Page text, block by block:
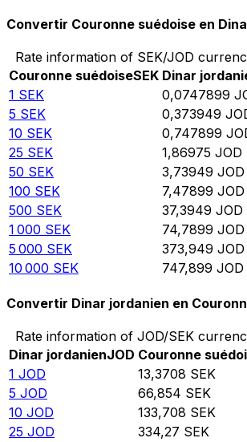
Convertir Couronne suédoise en
Rate information of SEK/JOD
Couronne suédoiseSEK Dinar
1 SEK 0,0747899
5 SEK 0,373949
10 SEK 0,747899
25 SEK 1,86975 JOD
50 SEK 3,73949 JOD
100 SEK 7,47899 JOD
500 SEK 37,3949 JOD
1 000 SEK 74,7899 JOD
5 000 SEK 373,949 JOD
10 000 SEK 747,899 JOD
Convertir Dinar jordanien en
Rate information of JOD/SEK
Dinar jordanienJOD Couronne
1 JOD 13,3708 SEK
5 JOD 66,854 SEK
10 JOD 133,708 SEK
25 JOD 334,27 SEK